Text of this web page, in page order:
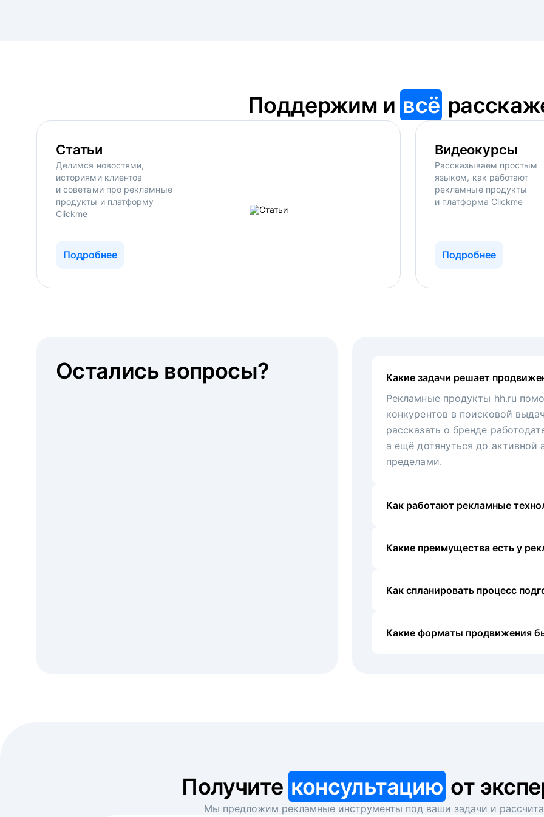
Поддержим и всё
Статьи
Делимся новостями,
историями клиентов
и советами про рекламные
продукты и платформу
Clickme
Подробнее
Видеокурсы
Рассказываем простым
языком, как работают
рекламные продукты
и платформа Clickme
Подробнее
Какие задачи решает
Рекламные продукты hh.ru
конкурентов в поисковой
рассказать о бренде
а ещё дотянуться до активной
пределами.
Как работают рекламные
Какие преимущества есть у
Как спланировать процесс
Какие форматы продвижения
Остались вопросы?
Получите консультацию от
Мы предложим рекламные инструменты под ваши задачи и